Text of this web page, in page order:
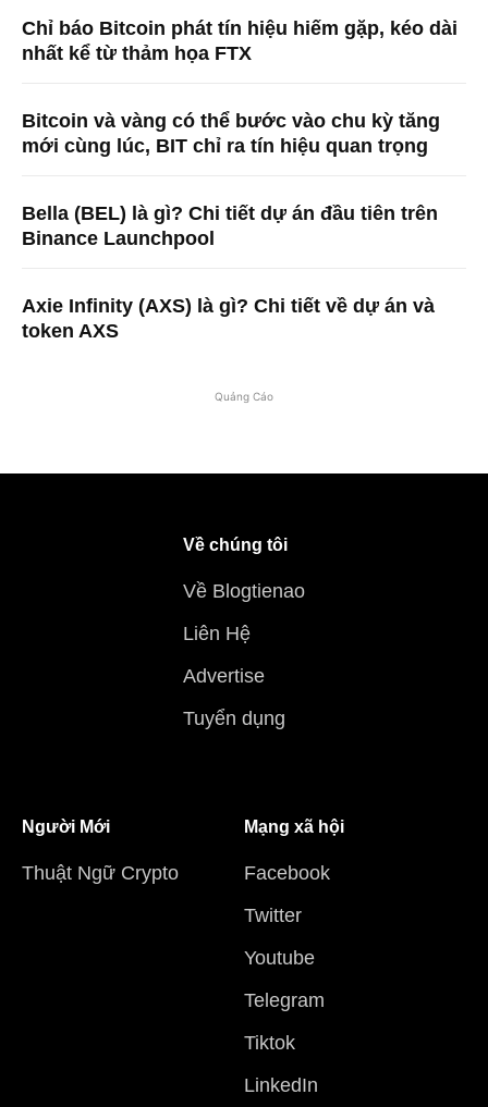
Chỉ báo Bitcoin phát tín hiệu hiếm gặp, kéo dài
nhất kể từ thảm họa FTX
Bitcoin và vàng có thể bước vào chu kỳ tăng
mới cùng lúc, BIT chỉ ra tín hiệu quan trọng
Bella (BEL) là gì? Chi tiết dự án đầu tiên trên
Binance Launchpool
Axie Infinity (AXS) là gì? Chi tiết về dự án và
token AXS
Quảng Cáo
Về chúng tôi
Về Blogtienao
Liên Hệ
Advertise
Tuyển dụng
Người Mới
Thuật Ngữ Crypto
Mạng xã hội
Facebook
Twitter
Youtube
Telegram
Tiktok
LinkedIn